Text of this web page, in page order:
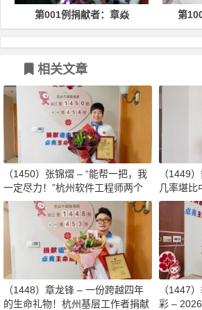
捐献者：章焱 第100例捐献者：
相关文章
（1450）张锦熠 – “能帮一把，我
一定尽力！”杭州软件工程师两个
月减重13斤赴生命之约 – 2026年0
8月03日
（1449
几率堪比
日
（1448）章龙锋 – 一份跨越四年
的生命礼物！杭州基层工作者捐献
（1447
彩 –